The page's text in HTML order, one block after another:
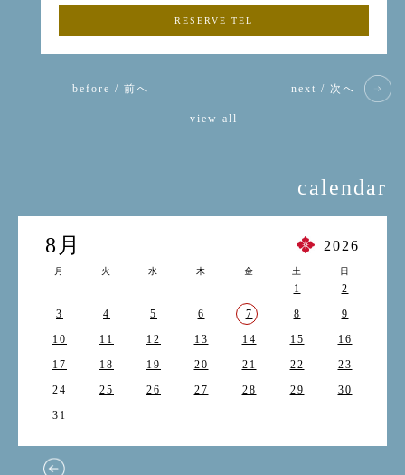
RESERVE TEL
before / 前へ next / 次へ
view all
calendar
8月 2026
月 火 水 木 金 土 日
1
2
3
4 5 6 7 8
9
10
11 12 13 14 15
16
17
18 19 20 21 22
23
24
25 26 27 28 29
30
31